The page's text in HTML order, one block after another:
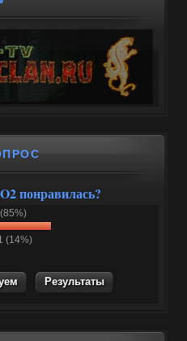
понравилась?
(14%)
Результаты